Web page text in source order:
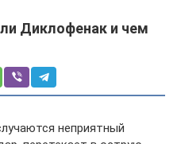
Диклофенак и чем
неприятный